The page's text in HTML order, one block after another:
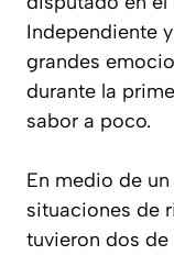
Independiente
grandes
durante la
sabor a poco.
En medio de
situaciones de
tuvieron dos